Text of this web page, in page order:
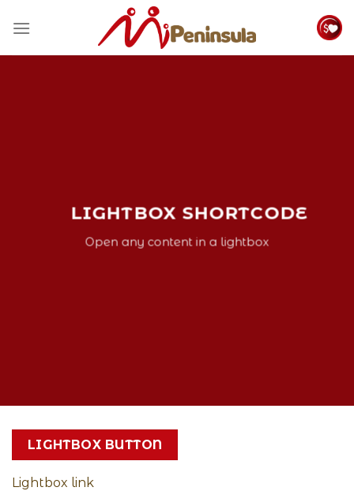
LIGHTBOX SHORTCODE
Open any content in a lightbox
LIGHTBOX BUTTON
Lightbox link